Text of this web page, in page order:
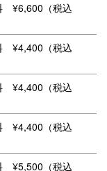
¥6,600（税込
¥4,400（税込
¥4,400（税込
¥4,400（税込
¥5,500（税込